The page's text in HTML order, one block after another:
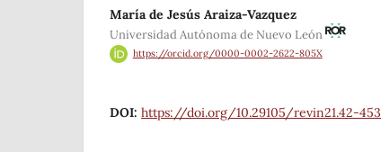
María de Jesús Araiza-Vazquez
Universidad Autónoma de Nuevo León
https://orcid.org/0000-0002-2622-805X
DOI: https://doi.org/10.29105/revin21.42-453